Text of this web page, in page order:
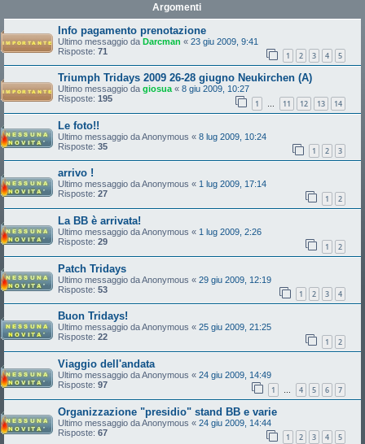
Argomenti
Info pagamento prenotazione
Ultimo messaggio da Darcman « 23 giu 2009, 9:41
Risposte: 71 1 2 3 4 5
Triumph Tridays 2009 26-28 giugno Neukirchen (A)
Ultimo messaggio da giosua « 8 giu 2009, 10:27
Risposte: 195 1 … 11 12 13 14
Le foto!!
Ultimo messaggio daAnonymous « 8 lug 2009, 10:24
Risposte: 35 1 2 3
arrivo !
Ultimo messaggio daAnonymous « 1 lug 2009, 17:14
Risposte: 27 1 2
La BB è arrivata!
Ultimo messaggio daAnonymous « 1 lug 2009, 2:26
Risposte: 29 1 2
Patch Tridays
Ultimo messaggio daAnonymous « 29 giu 2009, 12:19
Risposte: 53 1 2 3 4
Buon Tridays!
Ultimo messaggio daAnonymous « 25 giu 2009, 21:25
Risposte: 22 1 2
Viaggio dell'andata
Ultimo messaggio daAnonymous « 24 giu 2009, 14:49
Risposte: 97 1 … 4 5 6 7
Organizzazione "presidio" stand BB e varie
Ultimo messaggio daAnonymous « 24 giu 2009, 14:44
Risposte: 67 1 2 3 4 5